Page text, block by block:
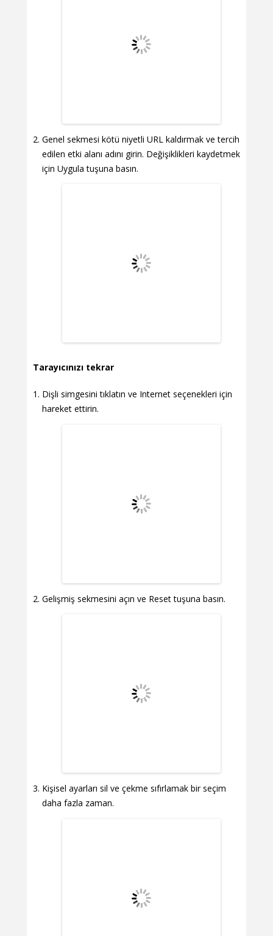
Genel sekmesi kötü niyetli URL kaldırmak ve tercih
edilen etki alanı adını girin. Değişiklikleri kaydetmek
için Uygula tuşuna basın.
Tarayıcınızı tekrar
Dişli simgesini tıklatın ve Internet seçenekleri için
hareket ettirin.
Gelişmiş sekmesini açın ve Reset tuşuna basın.
Kişisel ayarları sil ve çekme sıfırlamak bir seçim
daha fazla zaman.